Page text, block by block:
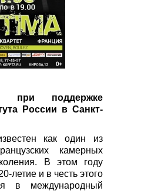
при поддержке
России в Санкт-
как один из
камерных
В этом году
и в честь этого
в международный